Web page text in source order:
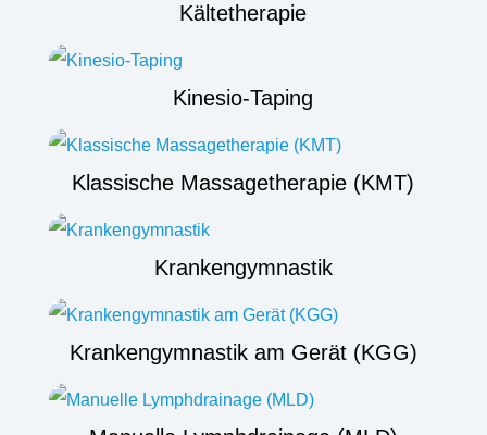
Kältetherapie
Kinesio-Taping
Klassische Massagetherapie (KMT)
Krankengymnastik
Krankengymnastik am Gerät (KGG)